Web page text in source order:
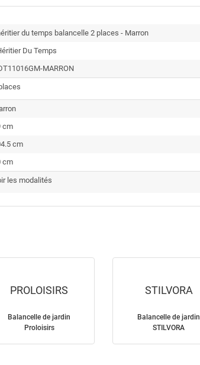
du temps balancelle 2 places - Marron
Du Temps
MARRON
cm
cm
cm
les modalités
PROLOISIRS
Balancelle de jardin
Proloisirs
STILVORA
Balancelle de jardin
STILVORA